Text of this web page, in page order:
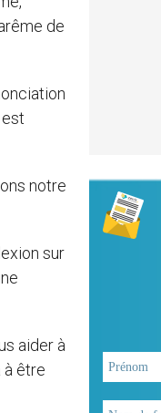
de
notre
sur
aider à
à être